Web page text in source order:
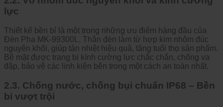
lực
Thiết kế bền bỉ là một trong những ưu điểm hàng đầu của
Đèn Pha MK-99300L. Thân đèn làm từ hợp kim nhôm đúc
nguyên khối, giúp tản nhiệt hiệu quả, tăng tuổi thọ sản phẩm.
Bề mặt được trang bị kính cường lực chắc chắn, chống va
đập, bảo vệ các linh kiện bên trong một cách an toàn nhất.
2.3. Chống nước, chống bụi chuẩn IP68 – Bền
bỉ vượt trội